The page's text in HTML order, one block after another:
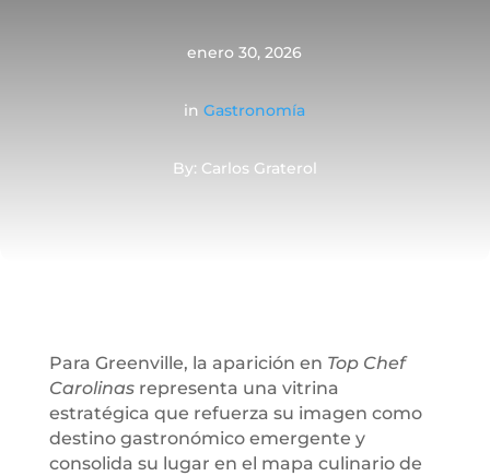
enero 30, 2026
inGastronomía
By: Carlos Graterol
Para Greenville, la aparición en Top Chef
Carolinas representa una vitrina
estratégica que refuerza su imagen como
destino gastronómico emergente y
consolida su lugar en el mapa culinario de